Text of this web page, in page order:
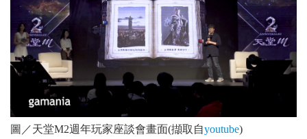
圖／天堂M2週年玩家座談會畫面(擷取自youtube)